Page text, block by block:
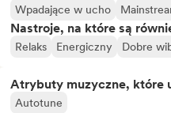
Wpadające w ucho
Nastroje, na które są
Relaks Energiczny Dobre
Atrybuty muzyczne, które
Autotune